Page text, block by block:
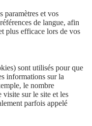
paramètres et vos
de langue, afin
plus efficace lors de vos
sont utilisés pour que
informations sur la
le nombre
visite sur le site et les
parfois appelé